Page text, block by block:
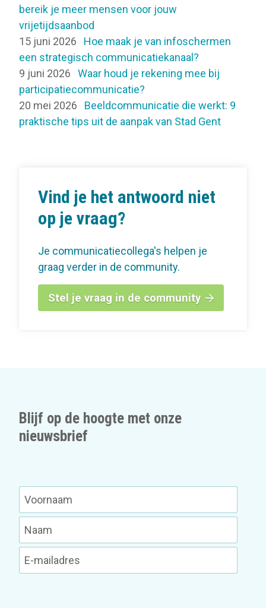
bereik je meer mensen voor jouw
vrijetijdsaanbod
15 juni 2026
Hoe maak je van infoschermen
een strategisch communicatiekanaal?
9 juni 2026
Waar houd je rekening mee bij
participatiecommunicatie?
20 mei 2026
Beeldcommunicatie die werkt: 9
praktische tips uit de aanpak van Stad Gent
Vind je het antwoord niet
op je vraag?
Je communicatiecollega's helpen je
graag verder in de community.
Stel je vraag in de community
Blijf op de hoogte met onze
nieuwsbrief